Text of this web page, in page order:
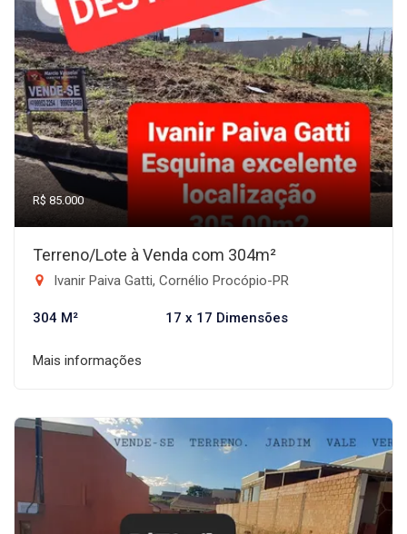
R$ 85.000
Terreno/Lote à Venda com 304m²
Ivanir Paiva Gatti, Cornélio Procópio-PR
304 M² 17 x 17 Dimensões
Mais informações